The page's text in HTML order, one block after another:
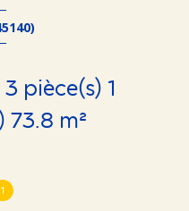
chambre(s) 73.8 m²
1